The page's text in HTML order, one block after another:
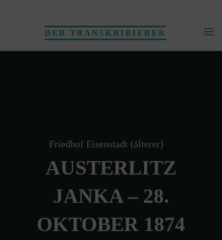
DER TRANSKRIBIERER
Friedhof Eisenstadt (älterer)
AUSTERLITZ
JANKA – 28.
OKTOBER 1874